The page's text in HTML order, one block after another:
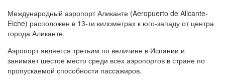
Международный аэропорт Аликанте (Aeropuerto de Alicante-
Elche) расположен в 13-ти километрах к юго-западу от центра
города Аликанте.
Аэропорт является третьим по величине в Испании и
занимает шестое место среди всех аэропортов в стране по
пропускаемой способности пассажиров.